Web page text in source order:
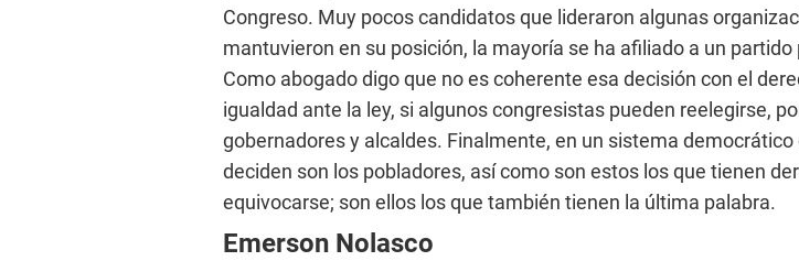
Congreso. Muy pocos candidatos que lideraron algunas
mantuvieron en su posición, la mayoría se ha afiliado a un partido
Como abogado digo que no es coherente esa decisión con el
igualdad ante la ley, si algunos congresistas pueden reelegirse,
gobernadores y alcaldes. Finalmente, en un sistema democrático
deciden son los pobladores, así como son estos los que tienen
equivocarse; son ellos los que también tienen la última palabra.
Emerson Nolasco